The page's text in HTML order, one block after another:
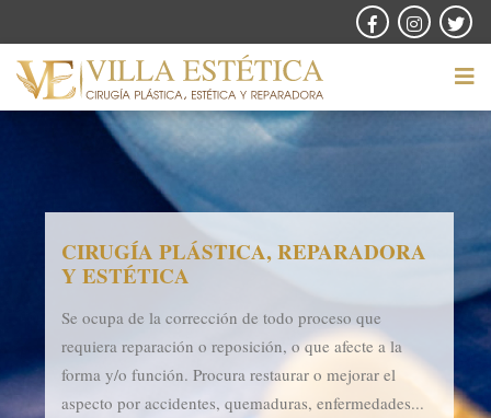
CIRUGÍA PLÁSTICA, REPARADORA
Y ESTÉTICA
Se ocupa de la corrección de todo proceso que
requiera reparación o reposición, o que afecte a la
forma y/o función. Procura restaurar o mejorar el
aspecto por accidentes, quemaduras, enfermedades...